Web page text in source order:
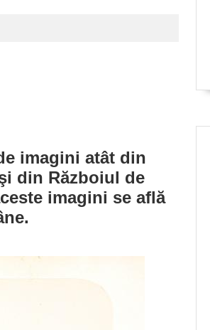
imagini atât din
din Războiul de
imagini se află